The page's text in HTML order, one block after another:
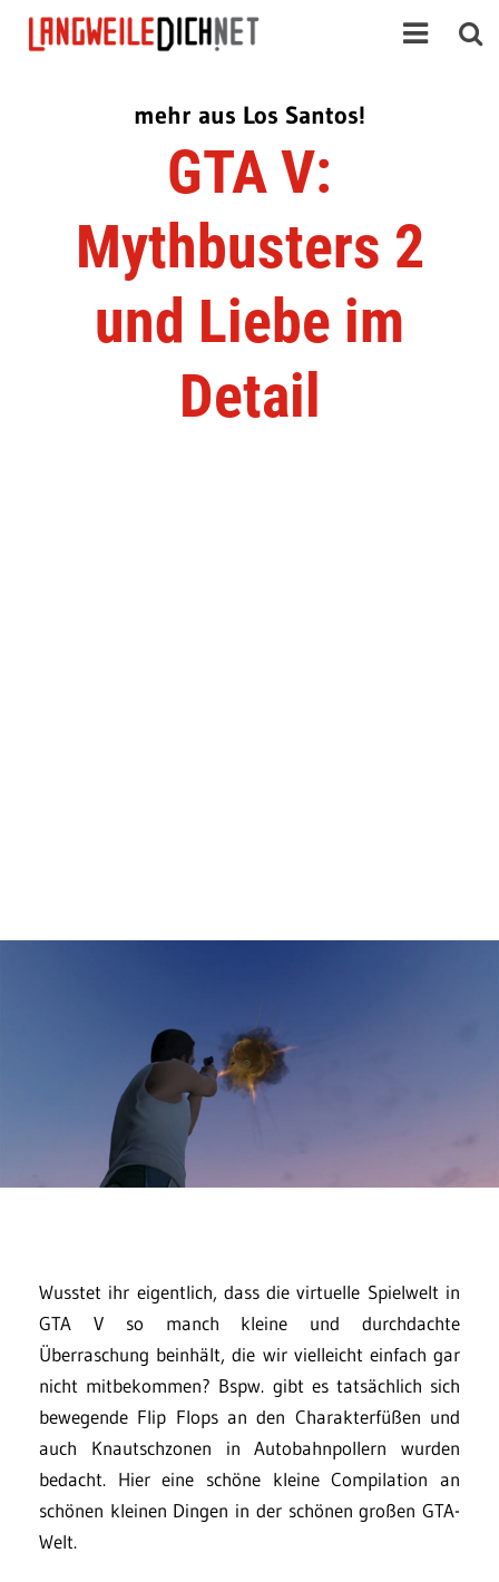
mehr aus Los Santos!
GTA V:
Mythbusters 2
und Liebe im
Detail
Wusstet ihr eigentlich, dass die virtuelle Spielwelt in
GTA V so manch kleine und durchdachte
Überraschung beinhält, die wir vielleicht einfach gar
nicht mitbekommen? Bspw. gibt es tatsächlich sich
bewegende Flip Flops an den Charakterfüßen und
auch Knautschzonen in Autobahnpollern wurden
bedacht. Hier eine schöne kleine Compilation an
schönen kleinen Dingen in der schönen großen GTA-
Welt.